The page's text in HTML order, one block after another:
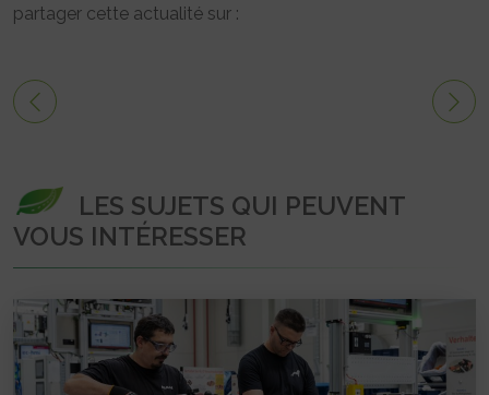
partager cette actualité sur :
LES SUJETS QUI PEUVENT
VOUS INTÉRESSER